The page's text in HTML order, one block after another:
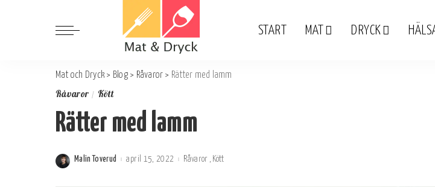
START MAT DRYCK
Mat och Dryck > Blog> Råvaror > Rätter med lamm
Råvaror Kött
Rätter med lamm
Postat
Malin Toverud april 15, 2022 Råvaror Kött